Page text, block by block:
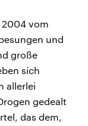
2004 vom
und
große
sich
allerlei
gedealt
das dem,